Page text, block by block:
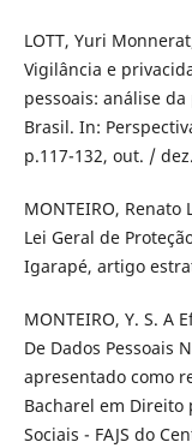
LOTT, Yuri
Vigilância e
pessoais: análise
Brasil. In:
p.117-132, out. /
MONTEIRO,
Lei Geral de
Igarapé, artigo
MONTEIRO, Y. S. A
De Dados Pessoais
apresentado como
Bacharel em Direito
Sociais - FAJS do